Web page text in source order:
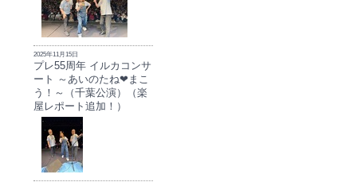
2025年11月15日
プレ55周年 イルカコンサ
ート ～あいのたね❤まこ
う！～（千葉公演）（楽
屋レポート追加！）